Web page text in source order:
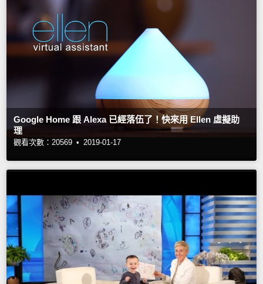
Google Home 跟 Alexa 已經落伍了！快來用 Ellen 虛擬助
理
觀看次數：20569 • 2019-01-17